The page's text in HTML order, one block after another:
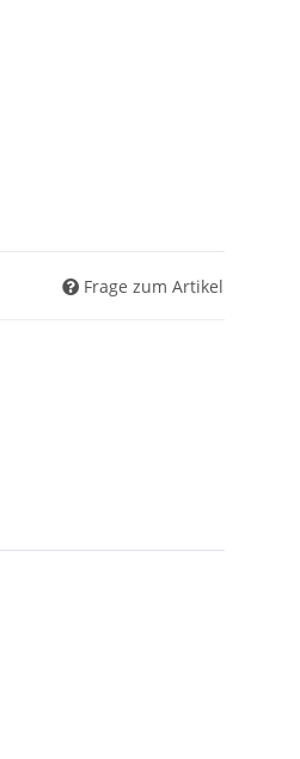
Frage zum Artikel